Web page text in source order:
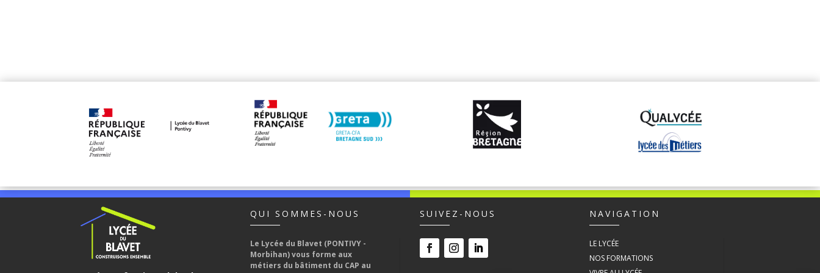
QUI SOMMES-NOUS
Le Lycée du Blavet (PONTIVY -
Morbihan) vous forme aux
métiers du bâtiment du CAP au
SUIVEZ-NOUS NAVIGATION
LE LYCÉE
NOS FORMATIONS